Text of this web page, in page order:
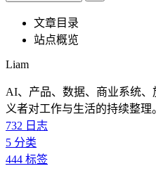
文章目录
站点概览
Liam
AI、产品、数据、商业系统
义者对工作与生活的持续整理
732 日志
5 分类
444 标签